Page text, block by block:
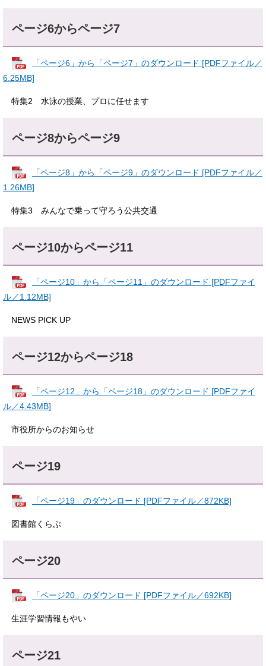
ページ6からページ7
「ページ6」から「ページ7」のダウンロード [PDFファイル／
6.25MB]
特集2 水泳の授業、プロに任せます
ページ8からページ9
「ページ8」から「ページ9」のダウンロード [PDFファイル／
1.26MB]
特集3 みんなで乗って守ろう公共交通
ページ10からページ11
「ページ10」から「ページ11」のダウンロード [PDFファイ
ル／1.12MB]
NEWS PICK UP
ページ12からページ18
「ページ12」から「ページ18」のダウンロード [PDFファイ
ル／4.43MB]
市役所からのお知らせ
ページ19
「ページ19」のダウンロード [PDFファイル／872KB]
図書館くらぶ
ページ20
「ページ20」のダウンロード [PDFファイル／692KB]
生涯学習情報もやい
ページ21